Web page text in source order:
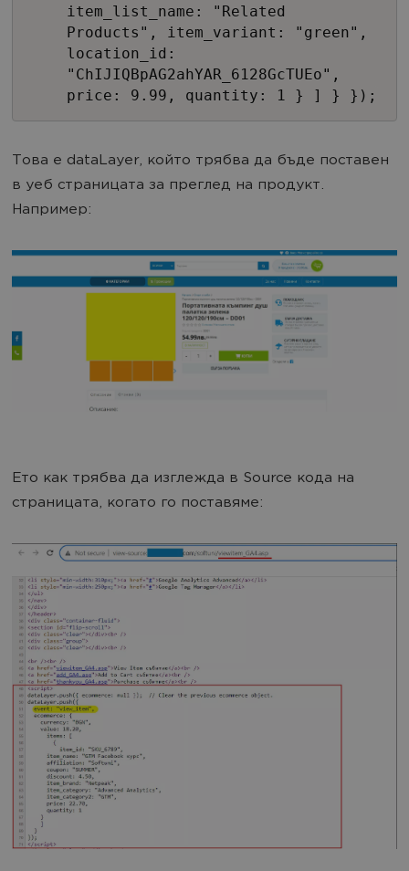
item_list_name: "Related
Products", item_variant: "green",
location_id:
"ChIJIQBpAG2ahYAR_6128GcTUEo",
price: 9.99, quantity: 1 } ] } });
Това е dataLayer, който трябва да бъде поставен
в уеб страницата за преглед на продукт.
Например:
Ето как трябва да изглежда в Source кода на
страницата, когато го поставяме: